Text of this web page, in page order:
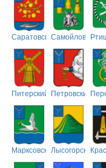
СаратовскийСамойловский
Питерский Петровский
МарксовскийЛысогорский